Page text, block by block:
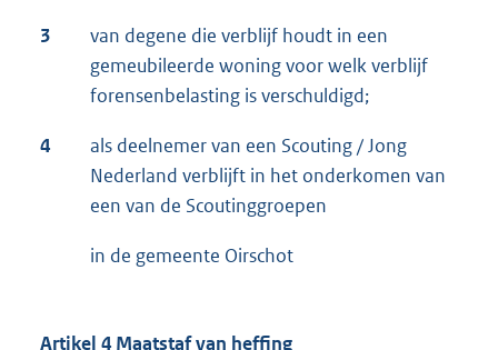
3
van degene die verblijf houdt in een
gemeubileerde woning voor welk verblijf
forensenbelasting is verschuldigd;
4
als deelnemer van een Scouting / Jong
Nederland verblijft in het onderkomen van
een van de Scoutinggroepen
in de gemeente Oirschot
Artikel 4 Maatstaf van heffing